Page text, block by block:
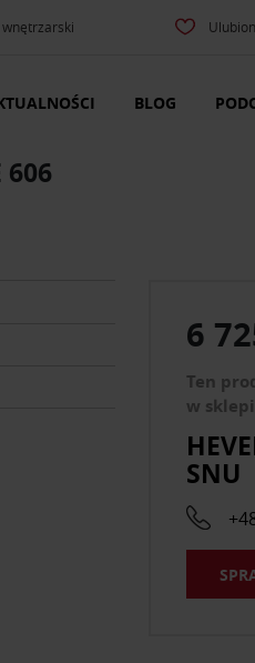
wnętrzarski
BLOG
606
6
Ten
w
SNU